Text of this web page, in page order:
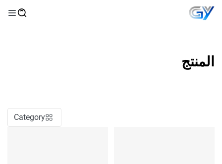
المنتج
Category